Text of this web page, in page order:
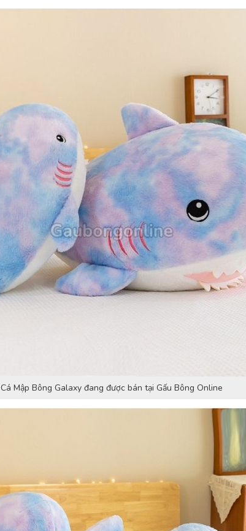
Cá Mập Bông Galaxy đang được bán tại Gấu Bông Online